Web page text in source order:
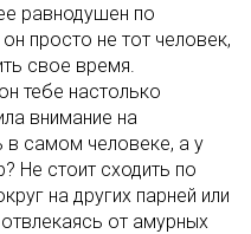
равнодушен по
просто не тот человек,
свое время.
тебе настолько
внимание на
в самом человеке, а у
Не стоит сходить по
на других парней или
от амурных